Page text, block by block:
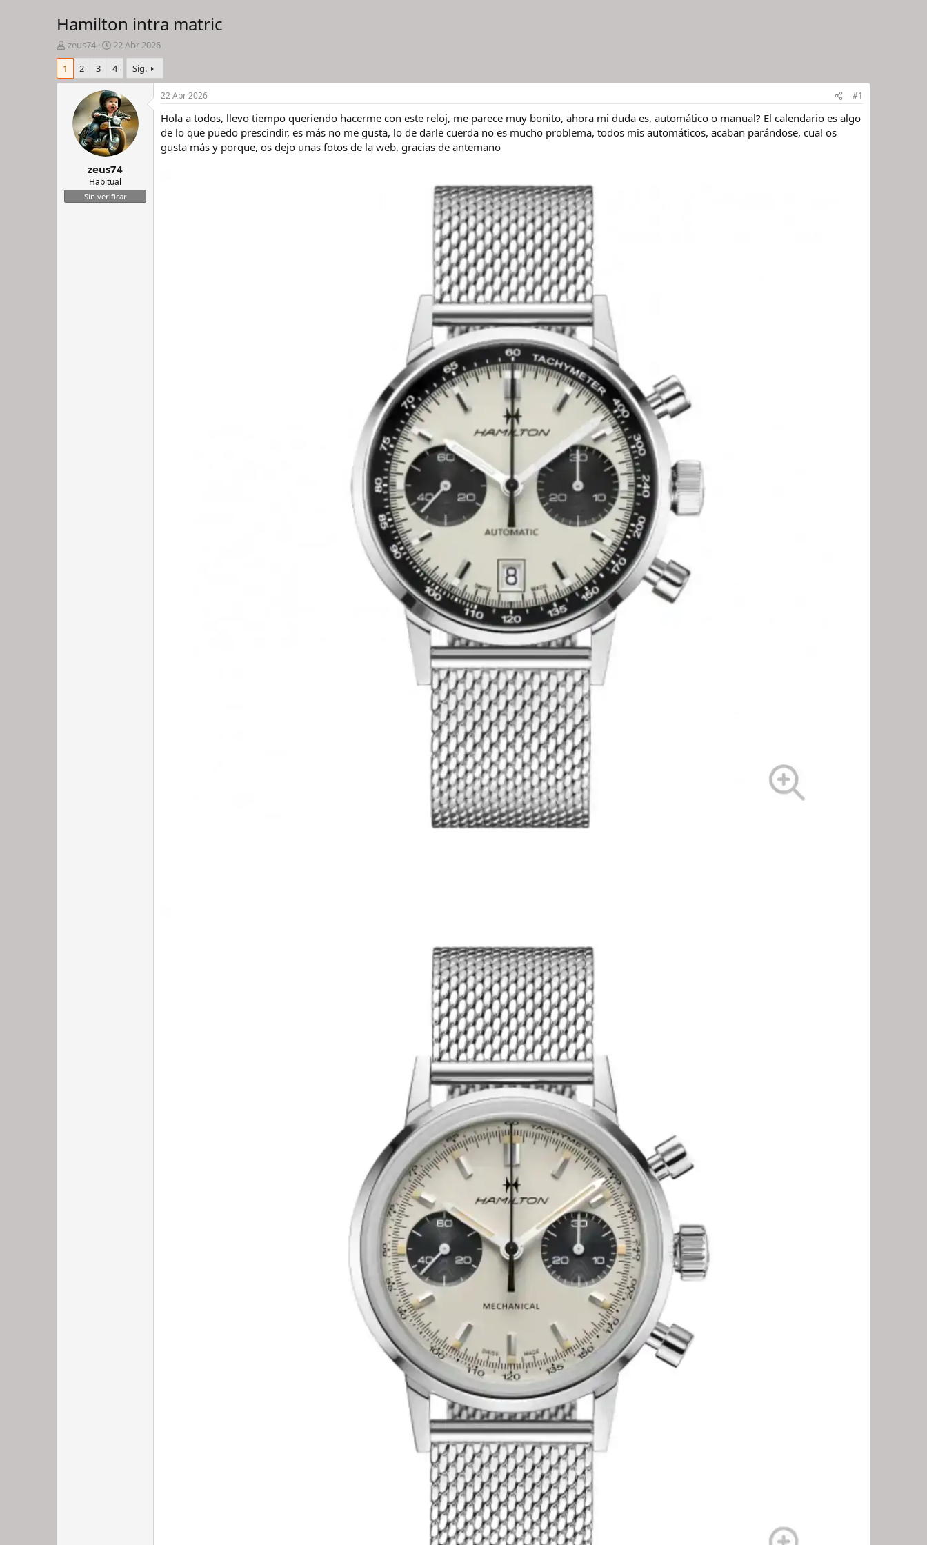
Hamilton intra matric
I
n
c
h
i
zeus74
F
e
c
h
a
d
e
i
n
i
c
i
o
22 Abr 2026
1
2 3 4 Sig.
zeus74
Habitual
Sin verificar
22 Abr 2026 #1
Hola a todos, llevo tiempo queriendo hacerme con este reloj, me parece muy bonito, ahora mi duda es, automático o manual? El calendario es algo
de lo que puedo prescindir, es más no me gusta, lo de darle cuerda no es mucho problema, todos mis automáticos, acaban parándose, cual os
gusta más y porque, os dejo unas fotos de la web, gracias de antemano